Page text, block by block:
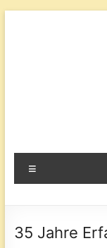
35 Jahre